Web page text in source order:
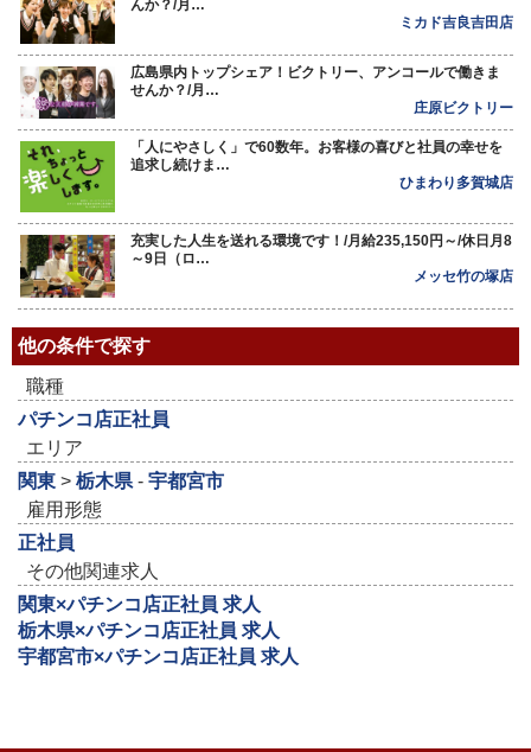
んか？/月…
ミカド吉良吉田店
広島県内トップシェア！ビクトリー、アンコールで働きま
せんか？/月…
庄原ビクトリー
「人にやさしく」で60数年。お客様の喜びと社員の幸せを
追求し続けま…
ひまわり多賀城店
充実した人生を送れる環境です！/月給235,150円～/休日月8
～9日（ロ…
メッセ竹の塚店
他の条件で探す
職種
パチンコ店正社員
エリア
関東 > 栃木県- 宇都宮市
雇用形態
正社員
その他関連求人
関東×パチンコ店正社員 求人
栃木県×パチンコ店正社員 求人
宇都宮市×パチンコ店正社員 求人